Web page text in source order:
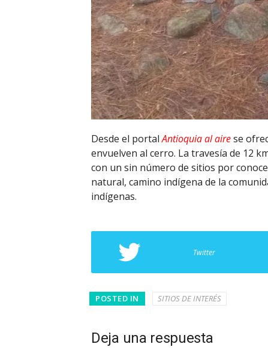
Desde el portalAntioquia al airese
envuelven al cerro. La travesía de 12
con un sin número de sitios por
natural, camino indígena de la
indígenas.
Twitter
POSTED IN SITIOS DE INTERÉS
Deja una respuesta